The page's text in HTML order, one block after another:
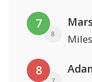
7
8
8